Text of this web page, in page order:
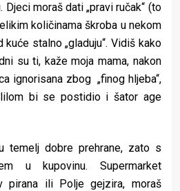
moraš dati „pravi ručak“ (to
količinama škroba u nekom
stalno „gladuju“. Vidiš kako
su ti, kaže moja mama, nakon
ignorisana zbog „finog hljeba“,
bi se postidio i šator age
temelj dobre prehrane, zato s
u kupovinu. Supermarket
pirana ili Polje gejzira, moraš